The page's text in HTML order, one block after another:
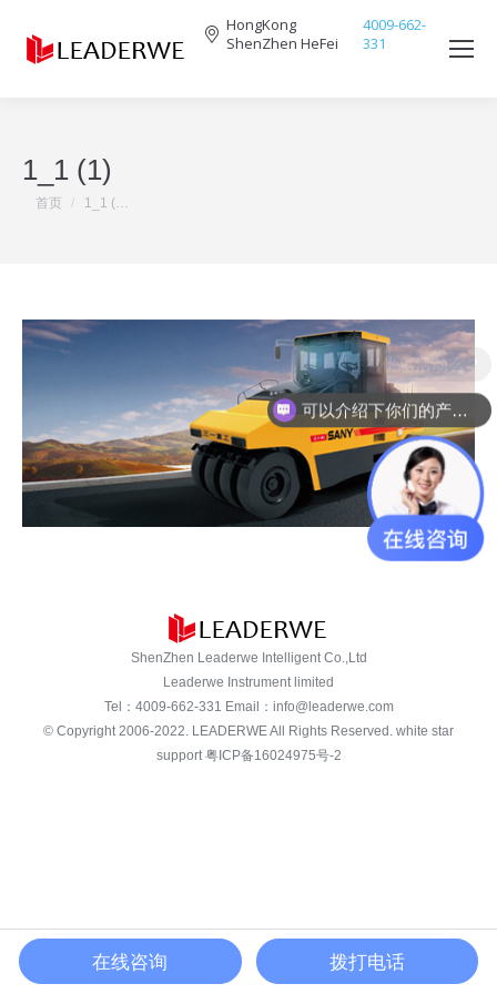
HongKong
ShenZhen HeFei
4009-662-
331
1_1 (1)
您在这里：
首页 1_1 (…
ShenZhen Leaderwe Intelligent Co.,Ltd
Leaderwe Instrument limited
Tel： 4009-662-331 Email： info@leaderwe.com
© Copyright 2006-2022. LEADERWEAll Rights Reserved. white star
support粤ICP备16024975号-2
可以介绍下你们的产品么？
现在有优惠活动么？
在线咨询 拨打电话